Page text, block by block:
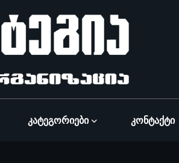
Კატეგორიები Კონტაქტი